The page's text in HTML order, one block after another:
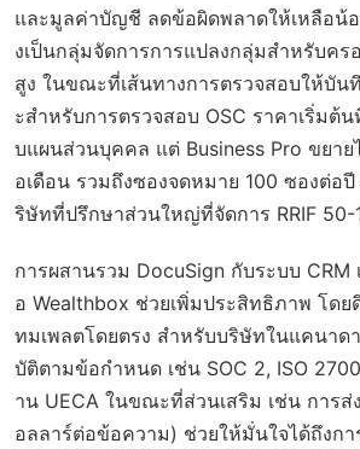
และมูลค่าบัญชี ลดข้อผิดพลาดให้เหลือน้
งเป็นกลุ่มจัดการการแปลงกลุ่มสำหรับค
สูง ในขณะที่เส้นทางการตรวจสอบให้บัน
ะสำหรับการตรวจสอบ OSC ราคาเริ่มต้
บแผนส่วนบุคคล แต่ Business Pro ขยา
อเดือน รวมถึงซองจดหมาย 100 ซองต่อ
ริษัทที่ปรึกษาส่วนใหญ่ที่จัดการ RRIF 50-
การผสานรวม DocuSign กับระบบ CRM
อ Wealthbox ช่วยเพิ่มประสิทธิภาพ โดย
ทมเพลตโดยตรง สำหรับบริษัทในแคนาด
บัติตามข้อกำหนด เช่น SOC 2, ISO
าน UECA ในขณะที่ส่วนเสริม เช่น การส่
อลลาร์ต่อข้อความ) ช่วยให้มั่นใจได้ถึงกา